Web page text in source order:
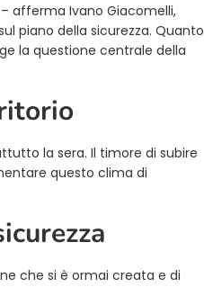
afferma Ivano Giacomelli,
piano della sicurezza. Quanto
la questione centrale della
la sera. Il timore di subire
questo clima di
che si è ormai creata e di